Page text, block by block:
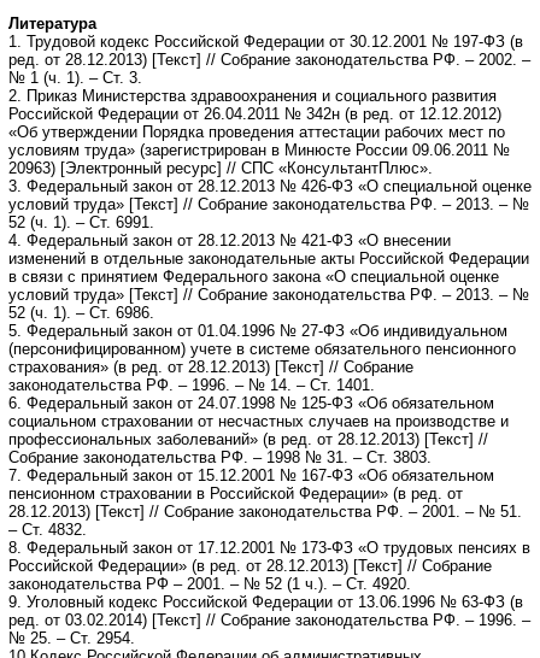
Литература
1. Трудовой кодекс Российской Федерации от 30.12.2001 № 197-ФЗ (в
ред. от 28.12.2013) [Текст] // Собрание законодательства РФ. – 2002. –
№ 1 (ч. 1). – Ст. 3.
2. Приказ Министерства здравоохранения и социального развития
Российской Федерации от 26.04.2011 № 342н (в ред. от 12.12.2012)
«Об утверждении Порядка проведения аттестации рабочих мест по
условиям труда» (зарегистрирован в Минюсте России 09.06.2011 №
20963) [Электронный ресурс] // СПС «КонсультантПлюс».
3. Федеральный закон от 28.12.2013 № 426-ФЗ «О специальной оценке
условий труда» [Текст] // Собрание законодательства РФ. – 2013. – №
52 (ч. 1). – Ст. 6991.
4. Федеральный закон от 28.12.2013 № 421-ФЗ «О внесении
изменений в отдельные законодательные акты Российской Федерации
в связи с принятием Федерального закона «О специальной оценке
условий труда» [Текст] // Собрание законодательства РФ. – 2013. – №
52 (ч. 1). – Ст. 6986.
5. Федеральный закон от 01.04.1996 № 27-ФЗ «Об индивидуальном
(персонифицированном) учете в системе обязательного пенсионного
страхования» (в ред. от 28.12.2013) [Текст] // Собрание
законодательства РФ. – 1996. – № 14. – Ст. 1401.
6. Федеральный закон от 24.07.1998 № 125-ФЗ «Об обязательном
социальном страховании от несчастных случаев на производстве и
профессиональных заболеваний» (в ред. от 28.12.2013) [Текст] //
Собрание законодательства РФ. – 1998 № 31. – Ст. 3803.
7. Федеральный закон от 15.12.2001 № 167-ФЗ «Об обязательном
пенсионном страховании в Российской Федерации» (в ред. от
28.12.2013) [Текст] // Собрание законодательства РФ. – 2001. – № 51.
– Ст. 4832.
8. Федеральный закон от 17.12.2001 № 173-ФЗ «О трудовых пенсиях в
Российской Федерации» (в ред. от 28.12.2013) [Текст] // Собрание
законодательства РФ – 2001. – № 52 (1 ч.). – Ст. 4920.
9. Уголовный кодекс Российской Федерации от 13.06.1996 № 63-ФЗ (в
ред. от 03.02.2014) [Текст] // Собрание законодательства РФ. – 1996. –
№ 25. – Ст. 2954.